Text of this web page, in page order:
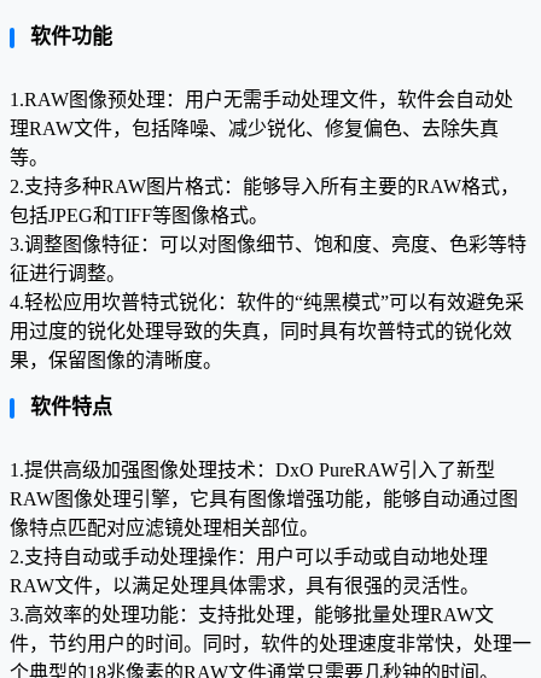
软件功能
1.RAW图像预处理：用户无需手动处理文件，软件会自动处
理RAW文件，包括降噪、减少锐化、修复偏色、去除失真
等。
2.支持多种RAW图片格式：能够导入所有主要的RAW格式，
包括JPEG和TIFF等图像格式。
3.调整图像特征：可以对图像细节、饱和度、亮度、色彩等特
征进行调整。
4.轻松应用坎普特式锐化：软件的“纯黑模式”可以有效避免采
用过度的锐化处理导致的失真，同时具有坎普特式的锐化效
果，保留图像的清晰度。
软件特点
1.提供高级加强图像处理技术：DxO PureRAW引入了新型
RAW图像处理引擎，它具有图像增强功能，能够自动通过图
像特点匹配对应滤镜处理相关部位。
2.支持自动或手动处理操作：用户可以手动或自动地处理
RAW文件，以满足处理具体需求，具有很强的灵活性。
3.高效率的处理功能：支持批处理，能够批量处理RAW文
件，节约用户的时间。同时，软件的处理速度非常快，处理一
个典型的18兆像素的RAW文件通常只需要几秒钟的时间。